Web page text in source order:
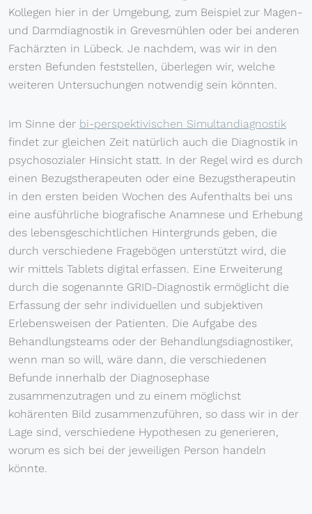
Kollegen hier in der Umgebung, zum Beispiel zur Magen-
und Darmdiagnostik in Grevesmühlen oder bei anderen
Fachärzten in Lübeck. Je nachdem, was wir in den
ersten Befunden feststellen, überlegen wir, welche
weiteren Untersuchungen notwendig sein könnten.
Im Sinne der bi-perspektivischen Simultandiagnostik
findet zur gleichen Zeit natürlich auch die Diagnostik in
psychosozialer Hinsicht statt. In der Regel wird es durch
einen Bezugstherapeuten oder eine Bezugstherapeutin
in den ersten beiden Wochen des Aufenthalts bei uns
eine ausführliche biografische Anamnese und Erhebung
des lebensgeschichtlichen Hintergrunds geben, die
durch verschiedene Fragebögen unterstützt wird, die
wir mittels Tablets digital erfassen. Eine Erweiterung
durch die sogenannte GRID-Diagnostik ermöglicht die
Erfassung der sehr individuellen und subjektiven
Erlebensweisen der Patienten. Die Aufgabe des
Behandlungsteams oder der Behandlungsdiagnostiker,
wenn man so will, wäre dann, die verschiedenen
Befunde innerhalb der Diagnosephase
zusammenzutragen und zu einem möglichst
kohärenten Bild zusammenzuführen, so dass wir in der
Lage sind, verschiedene Hypothesen zu generieren,
worum es sich bei der jeweiligen Person handeln
könnte.